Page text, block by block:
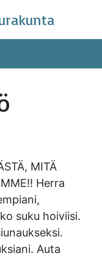
MITÄ
Herra
suku hoiviisi.
Auta